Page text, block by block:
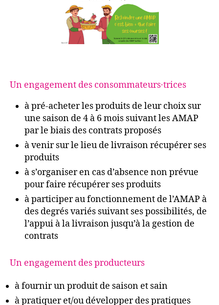
Un engagement des consommateurs·trices
à pré-acheter les produits de leur choix sur
une saison de 4 à 6 mois suivant les AMAP
par le biais des contrats proposés
à venir sur le lieu de livraison récupérer ses
produits
à s’organiser en cas d’absence non prévue
pour faire récupérer ses produits
à participer au fonctionnement de l’AMAP à
des degrés variés suivant ses possibilités, de
l’appui à la livraison jusqu’à la gestion de
contrats
Un engagement des producteurs
à fournir un produit de saison et sain
à pratiquer et/ou développer des pratiques